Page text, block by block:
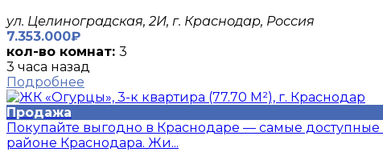
​ул. Целиноградская, 2И, г. Краснодар, Россия
7.353.000₽
кол-во комнат: 3
3 часа назад
Подробнее
Продажа
Покупайте выгодно в Краснодаре — самые
районе Краснодара. Жи...